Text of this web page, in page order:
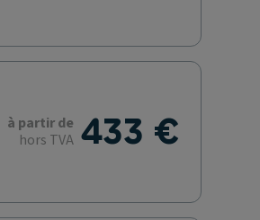
433 €
à partir de
hors TVA